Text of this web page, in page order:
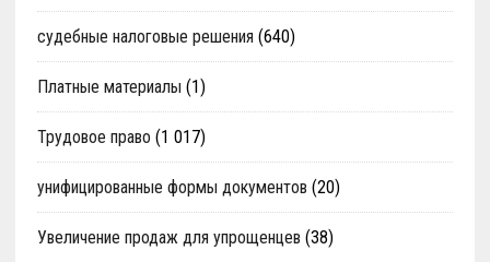
судебные налоговые решения (640)
Платные материалы (1)
Трудовое право (1 017)
унифицированные формы документов (20)
Увеличение продаж для упрощенцев (38)